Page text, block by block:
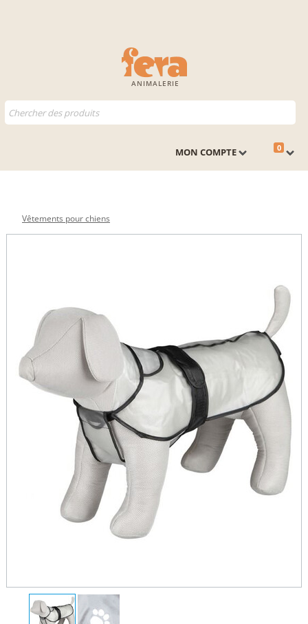
ANIMALERIE
0
MON COMPTE
Vêtements pour chiens